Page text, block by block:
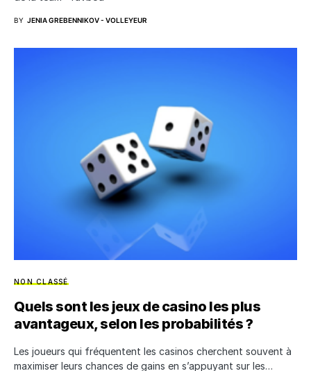
BY JENIA GREBENNIKOV - VOLLEYEUR
NON CLASSÉ
Quels sont les jeux de casino les plus
avantageux, selon les probabilités ?
Les joueurs qui fréquentent les casinos cherchent souvent à
maximiser leurs chances de gains en s’appuyant sur les…